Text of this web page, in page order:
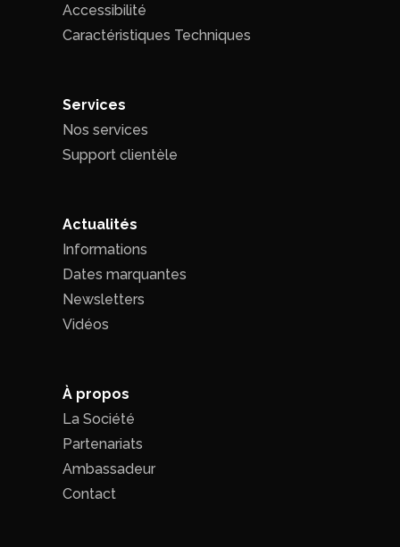
Accessibilité
Caractéristiques Techniques
Services
Nos services
Support clientèle
Actualités
Informations
Dates marquantes
Newsletters
Vidéos
À propos
La Société
Partenariats
Ambassadeur
Contact